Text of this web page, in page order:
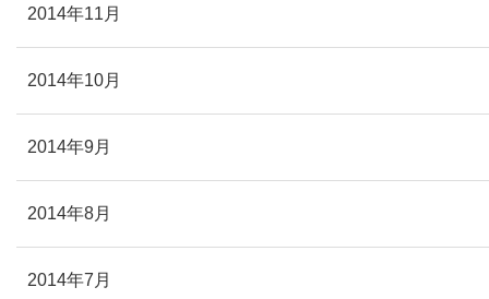
2014年11月
2014年10月
2014年9月
2014年8月
2014年7月